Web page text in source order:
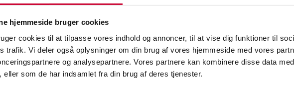
hjemmeside bruger cookies
cookies til at tilpasse vores indhold og annoncer, til at vise dig funktioner til
trafik. Vi deler også oplysninger om din brug af vores hjemmeside med vores
og analysepartnere. Vores partnere kan kombinere disse data
eller som de har indsamlet fra din brug af deres tjenester.
Se hele udvalget på
Lignende varer